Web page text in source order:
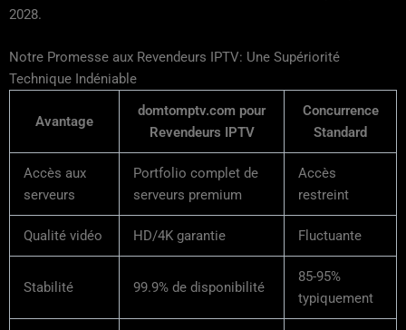
2028.
Notre Promesse aux Revendeurs IPTV: Une Supériorité
Technique Indéniable
Avantage
domtomptv.com pour
Revendeurs IPTV
Concurrence
Standard
Accès aux
serveurs
Portfolio complet de
serveurs premium
Accès
restreint
Qualité vidéo HD/4K garantie Fluctuante
Stabilité 99.9% de disponibilité
85-95%
typiquement